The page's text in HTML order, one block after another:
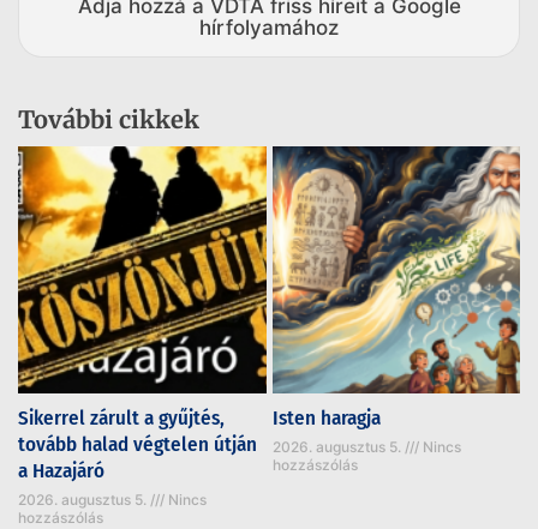
Adja hozzá a VDTA friss híreit a Google
hírfolyamához
További cikkek
Sikerrel zárult a gyűjtés,
tovább halad végtelen útján
a Hazajáró
2026. augusztus 5.
Nincs
hozzászólás
Isten haragja
2026. augusztus 5.
Nincs
hozzászólás